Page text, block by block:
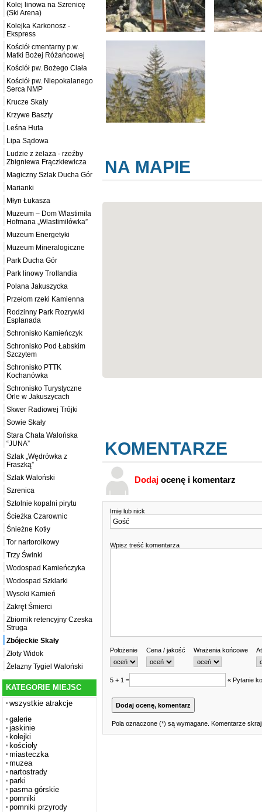
Kolej linowa na Szrenicę
(Ski Arena)
Kolejka Karkonosz -
Ekspress
Kościół cmentarny p.w.
Matki Bożej Różańcowej
Kościół pw. Bożego Ciała
Kościół pw. Niepokalanego
Serca NMP
Krucze Skały
Krzywe Baszty
Leśna Huta
Lipa Sądowa
Ludzie z żelaza - rzeźby
Zbigniewa Frączkiewicza
Magiczny Szlak Ducha Gór
Marianki
Młyn Łukasza
Muzeum – Dom Wlastimila
Hofmana „Wlastimilówka”
Muzeum Energetyki
Muzeum Mineralogiczne
Park Ducha Gór
Park linowy Trollandia
Polana Jakuszycka
Przełom rzeki Kamienna
Rodzinny Park Rozrywki
Esplanada
Schronisko Kamieńczyk
Schronisko Pod Łabskim
Szczytem
Schronisko PTTK
Kochanówka
Schronisko Turystyczne
Orle w Jakuszycach
Skwer Radiowej Trójki
Sowie Skały
Stara Chata Walońska
“JUNA”
Szlak „Wędrówka z
Fraszką”
Szlak Waloński
Szrenica
Sztolnie kopalni pirytu
Ścieżka Czarownic
Śnieżne Kotły
Tor nartorolkowy
Trzy Świnki
Wodospad Kamieńczyka
Wodospad Szklarki
Wysoki Kamień
Zakręt Śmierci
Zbiornik retencyjny Czeska
Struga
Zbójeckie Skały
Złoty Widok
Żelazny Tygiel Waloński
KATEGORIE MIEJSC
wszystkie atrakcje
galerie
jaskinie
kolejki
kościoły
miasteczka
muzea
nartostrady
parki
pasma górskie
pomniki
pomniki przyrody
NA MAPIE
KOMENTARZE
Dodaj ocenę i komentarz
Imię lub nick
Wpisz treść komentarza
Położenie Cena / jakość Wrażenia końcowe
5 + 1 = « Pytanie
Pola oznaczone (*) są wymagane. Komentarze